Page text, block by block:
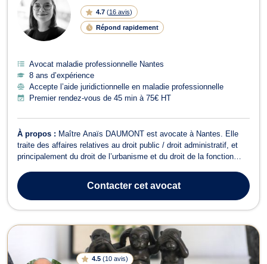
4.7 (16 avis)
Répond rapidement
Avocat maladie professionnelle Nantes
8 ans d’expérience
Accepte l’aide juridictionnelle en maladie professionnelle
Premier rendez-vous de 45 min à 75€ HT
À propos : Maître Anaïs DAUMONT est avocate à Nantes. Elle
traite des affaires relatives au droit public / droit administratif, et
principalement du droit de l’urbanisme et du droit de la fonction
les particuliers et agents publics en cas de différend avec toute
administra...
Contactercet avocat
4.5 (10 avis)